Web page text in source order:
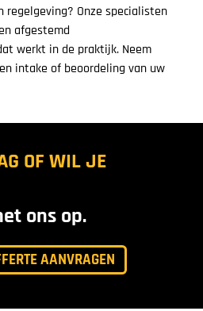
regelgeving? Onze specialisten
afgestemd
werkt in de praktijk. Neem
intake of beoordeling van uw
OF WIL JE
ons op.
AANVRAGEN